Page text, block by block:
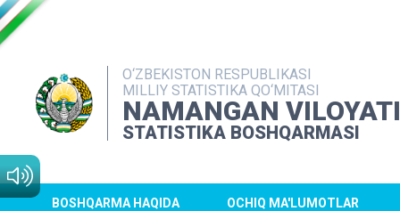
O‘ZBEKISTON RESPUBLIKASI
MILLIY STATISTIKA QO‘MITASI
NAMANGAN VILOYATI
STATISTIKA BOSHQARMASI
BOSHQARMA HAQIDA OCHIQ MA'LUMOTLAR